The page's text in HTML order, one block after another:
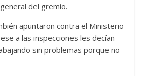
del gremio.
apuntaron contra el Ministerio
a las inspecciones les decían
sin problemas porque no